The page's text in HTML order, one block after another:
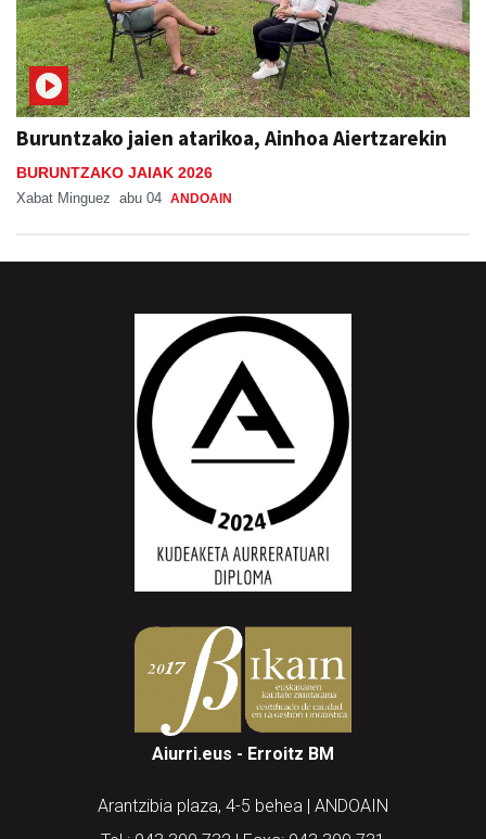
Buruntzako jaien atarikoa, Ainhoa Aiertzarekin
BURUNTZAKO JAIAK 2026
Xabat Minguez abu 04 ANDOAIN
Aiurri.eus - Erroitz BM
Arantzibia plaza, 4-5 behea | ANDOAIN